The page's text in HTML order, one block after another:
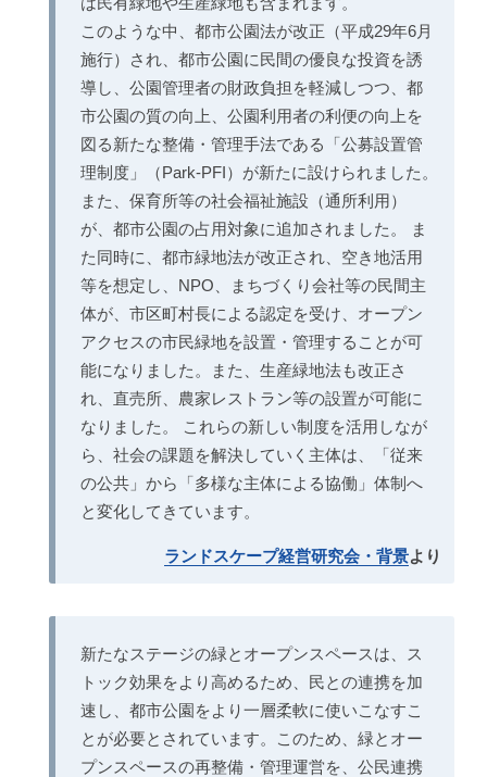
このような中、都市公園法が改正（平成29年6月
施行）され、都市公園に民間の優良な投資を誘
導し、公園管理者の財政負担を軽減しつつ、都
市公園の質の向上、公園利用者の利便の向上を
図る新たな整備・管理手法である「公募設置管
理制度」（Park-PFI）が新たに設けられました。
また、保育所等の社会福祉施設（通所利用）
が、都市公園の占用対象に追加されました。 ま
た同時に、都市緑地法が改正され、空き地活用
等を想定し、NPO、まちづくり会社等の民間主
体が、市区町村長による認定を受け、オープン
アクセスの市民緑地を設置・管理することが可
能になりました。また、生産緑地法も改正さ
れ、直売所、農家レストラン等の設置が可能に
なりました。 これらの新しい制度を活用しなが
ら、社会の課題を解決していく主体は、「従来
の公共」から「多様な主体による協働」体制へ
と変化してきています。
ランドスケープ経営研究会・背景より
新たなステージの緑とオープンスペースは、ス
トック効果をより高めるため、民との連携を加
速し、都市公園をより一層柔軟に使いこなすこ
とが必要とされています。このため、緑とオー
プンスペースの再整備・管理運営を、公民連携